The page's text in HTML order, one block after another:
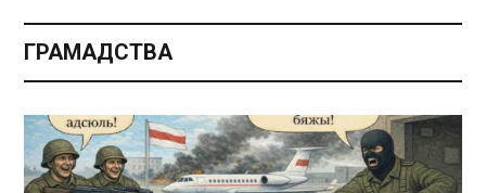
ГРАМАДСТВА